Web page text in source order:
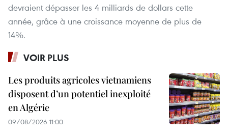
devraient dépasser les 4 milliards de dollars cette
année, grâce à une croissance moyenne de plus de
14%.
VOIR PLUS
Les produits agricoles vietnamiens
disposent d’un potentiel inexploité
en Algérie
09/08/2026 11:00